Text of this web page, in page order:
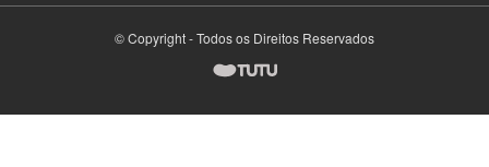
© Copyright - Todos os Direitos Reservados